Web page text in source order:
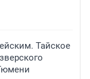
Тайское